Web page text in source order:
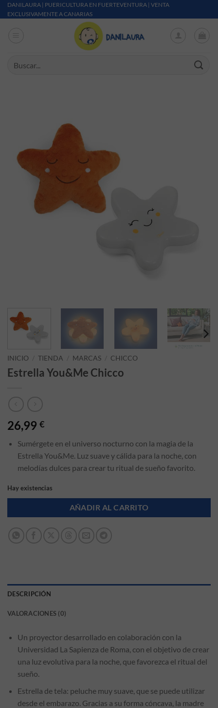
Saltar al contenido
DANILAURA | PUERICULTURA EN FUERTEVENTURA | VENTA
EXCLUSIVAMENTE A CANARIAS
INICIO / TIENDA / MARCAS / CHICCO
Estrella You&Me Chicco
26,99 €
Sumérgete en el universo nocturno con la magia de la
Estrella You&Me. Luz suave y cálida para la noche, con
melodías dulces para crear tu ritual de sueño favorito.
Hay existencias
AÑADIR AL CARRITO
DESCRIPCIÓN
VALORACIONES (0)
Un proyector desarrollado en colaboración con la
Universidad La Sapienza de Roma, con el objetivo de crear
una luz evolutiva para la noche, que favorezca el ritual del
sueño.
Estrella de tela: peluche muy suave, que se puede utilizar
desde el embarazo. Gracias a su forma cóncava, la madre